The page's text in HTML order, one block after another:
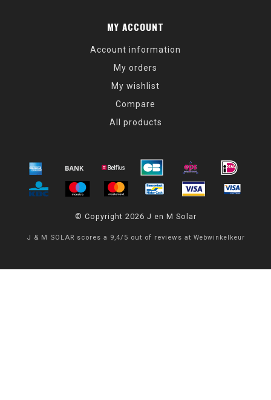
MY ACCOUNT
Account information
My orders
My wishlist
Compare
All products
© Copyright 2026 J en M Solar
J & M SOLAR scores a 9,4/ 5 out of reviews at Webwinkelkeur